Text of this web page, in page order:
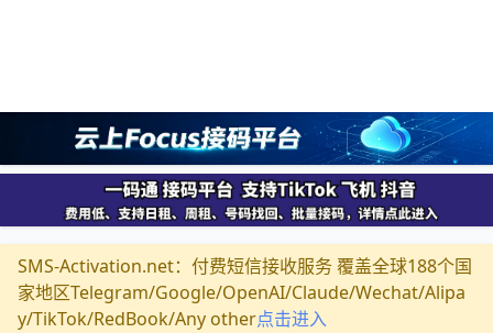
SMS-Activation.net：付费短信接收服务 覆盖全球188个国
家地区Telegram/Google/OpenAI/Claude/Wechat/Alipa
y/TikTok/RedBook/Any other点击进入